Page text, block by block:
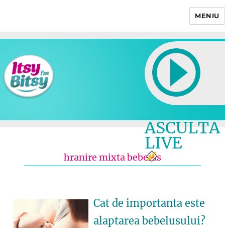
MENIU
ASCULTA
LIVE
hranire mixta bebelus
Cat de importanta este
alaptarea bebelusului?